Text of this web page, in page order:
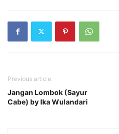
Previous article
Jangan Lombok (Sayur
Cabe) by Ika Wulandari